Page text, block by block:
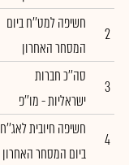
2
חשיפה למט''ח ביום
המסחר האחרון
3
סה''כ חברות
ישראליות - מו''פ
4
חשיפה חיובית לאג''ח
ביום המסחר האחרון